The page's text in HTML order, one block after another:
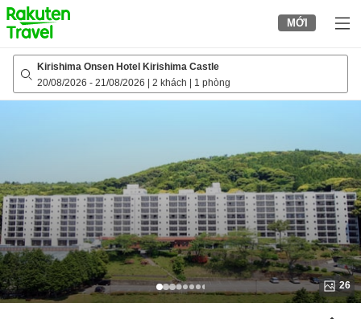
to
top
page
MỚI
Kirishima Onsen Hotel Kirishima Castle
20/08/2026 - 21/08/2026 2 khách 1 phòng
26